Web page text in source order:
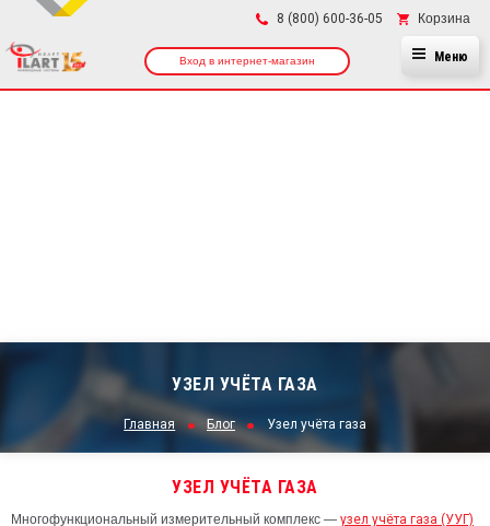
8 (800) 600-36-05 Корзина
Вход в интернет-магазин Меню
УЗЕЛ УЧЁТА ГАЗА
Главная Блог Узел учёта газа
УЗЕЛ УЧЁТА ГАЗА
Многофункциональный измерительный комплекс — узел учёта газа (УУГ)
×